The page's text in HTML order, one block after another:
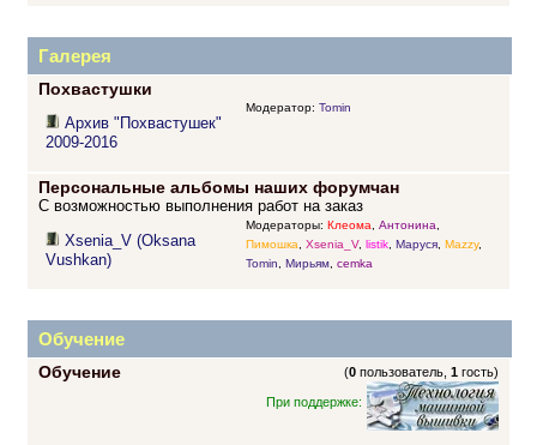
Галерея
Похвастушки
Архив "Похвастушек"
2009-2016
Модератор: Tomin
Персональные альбомы наших форумчан
С возможностью выполнения работ на заказ
Xsenia_V (Oksana
Vushkan)
Модераторы: Клеома, Антонина,
Пимошка, Xsenia_V, listik, Маруся, Mazzy,
Tomin, Мирьям, cemka
Обучение
Обучение (0 пользователь,1 гость)
При поддержке: